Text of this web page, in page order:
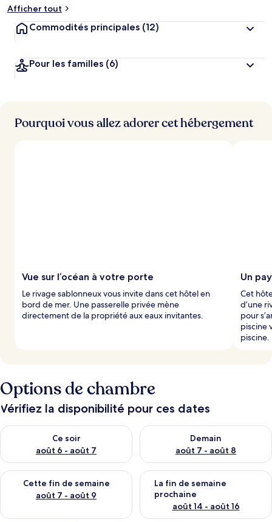
Afficher tout
Commodités principales (12)
Pour les familles (6)
Pourquoi vous allez adorer cet hébergement
Vue sur l’océan à votre porte
Le rivage sablonneux vous invite dans cet hôtel en
bord de mer. Une passerelle privée mène
directement de la propriété aux eaux invitantes.
Un
Cet
d’une
pour
piscine
piscine.
Options de chambre
Vérifiez la disponibilité pour ces dates
Ce soir
août 6 - août 7
Vérifier la disponibilité pour ce soir août 6 - août 7
Demain
août 7 - août 8
Vérifier la disponibilité pour
Cette fin de semaine
août 7 - août 9
Vérifier la disponibilité pour cette fin de semaine août 7 -
La fin de semaine
prochaine
août 14 - août 16
Vérifier la disponibilité pour